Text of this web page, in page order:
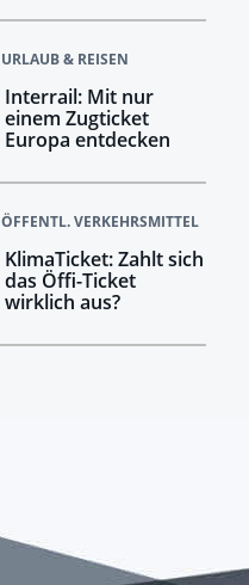
URLAUB & REISEN
Interrail: Mit nur
einem Zugticket
Europa entdecken
ÖFFENTL. VERKEHRSMITTEL
KlimaTicket: Zahlt sich
das Öffi-Ticket
wirklich aus?